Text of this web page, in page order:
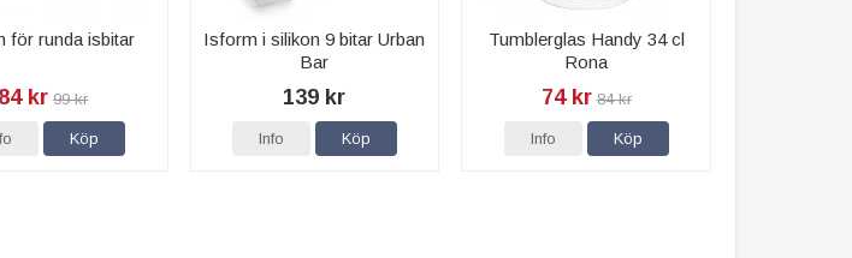
för runda isbitar
84 kr 99 kr
Köp
Isform i silikon 9 bitar Urban
Bar
139 kr
Info Köp
Tumblerglas Handy 34 cl
Rona
74 kr 84 kr
Info Köp